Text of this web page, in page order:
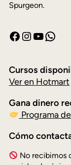
Spurgeon.
Cursos
Ver en Hotmart
Gana dinero
Programa
Cómo
No recibimos